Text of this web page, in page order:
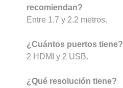
recomiendan?
Entre 1.7 y 2.2 metros.
¿Cuántos puertos tiene?
2 HDMI y 2 USB.
¿Qué resolución tiene?